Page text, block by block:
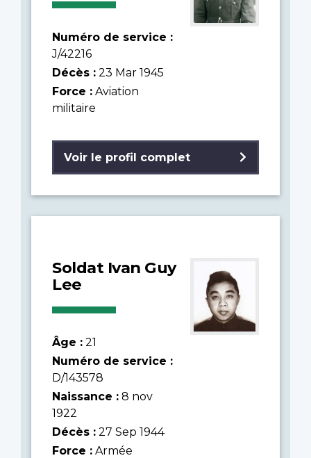
Numéro de service :
J/42216
Décès : 23 Mar 1945
Force : Aviation
militaire
Voir le profil complet
Soldat Ivan Guy
Lee
Âge : 21
Numéro de service :
D/143578
Naissance : 8 nov
1922
Décès : 27 Sep 1944
Force : Armée